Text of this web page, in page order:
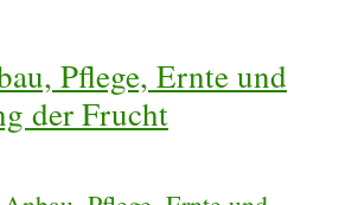
Pflege, Ernte und
der Frucht